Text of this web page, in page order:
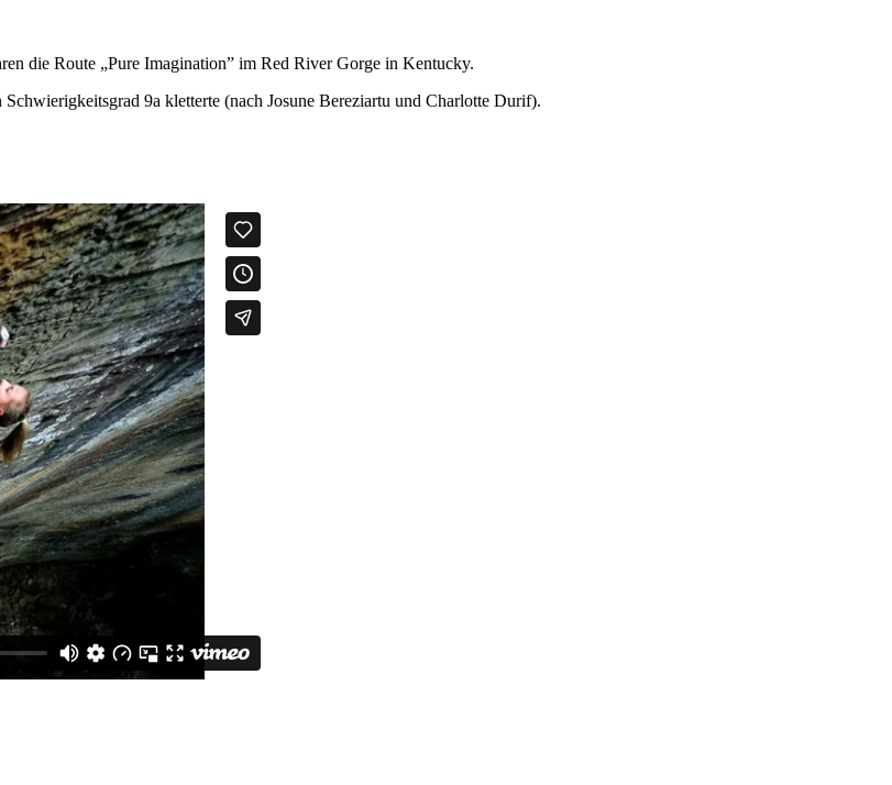
die Route „Pure Imagination” im Red River Gorge in Kentucky.
9a kletterte (nach Josune Bereziartu und Charlotte Durif).